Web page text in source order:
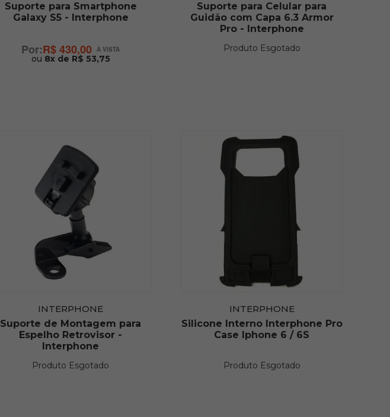
Suporte para Smartphone
Galaxy S5 - Interphone
R$ 430,00
ou 8x de R$ 53,75
Suporte para Celular para
Guidão com Capa 6.3 Armor
Pro - Interphone
Produto Esgotado
INTERPHONE
Suporte de Montagem para
Espelho Retrovisor -
Interphone
Produto Esgotado
INTERPHONE
Silicone Interno Interphone Pro
Case Iphone 6 / 6S
Produto Esgotado